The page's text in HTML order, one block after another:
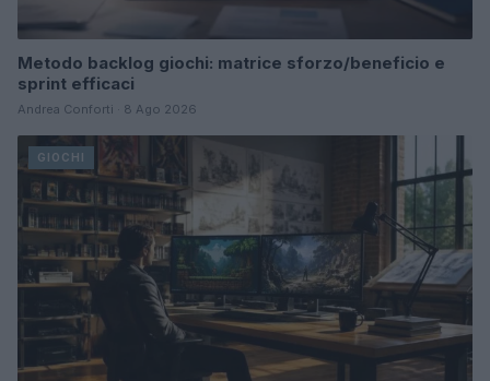
Metodo backlog giochi: matrice sforzo/beneficio e
sprint efficaci
Andrea Conforti · 8 Ago 2026
GIOCHI